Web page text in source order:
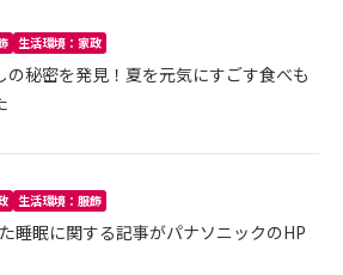
生活環境：家政
の秘密を発見！夏を元気にすごす食べも
生活環境：服飾
睡眠に関する記事がパナソニックのHP